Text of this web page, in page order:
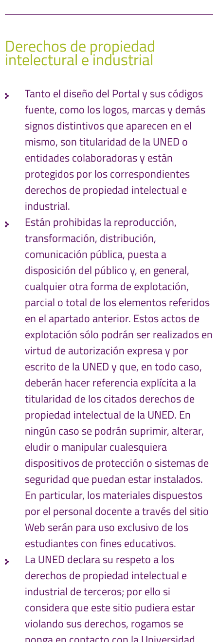
Derechos de propiedad
intelectural e industrial
Tanto el diseño del Portal y sus códigos
fuente, como los logos, marcas y demás
signos distintivos que aparecen en el
mismo, son titularidad de la UNED o
entidades colaboradoras y están
protegidos por los correspondientes
derechos de propiedad intelectual e
industrial.
Están prohibidas la reproducción,
transformación, distribución,
comunicación pública, puesta a
disposición del público y, en general,
cualquier otra forma de explotación,
parcial o total de los elementos referidos
en el apartado anterior. Estos actos de
explotación sólo podrán ser realizados en
virtud de autorización expresa y por
escrito de la UNED y que, en todo caso,
deberán hacer referencia explícita a la
titularidad de los citados derechos de
propiedad intelectual de la UNED. En
ningún caso se podrán suprimir, alterar,
eludir o manipular cualesquiera
dispositivos de protección o sistemas de
seguridad que puedan estar instalados.
En particular, los materiales dispuestos
por el personal docente a través del sitio
Web serán para uso exclusivo de los
estudiantes con fines educativos.
La UNED declara su respeto a los
derechos de propiedad intelectual e
industrial de terceros; por ello si
considera que este sitio pudiera estar
violando sus derechos, rogamos se